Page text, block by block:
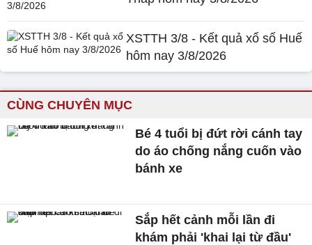
XSTTH 3/8 - Kết quả xổ số Huế
hôm nay 3/8/2026
CÙNG CHUYÊN MỤC
Bé 4 tuổi bị đứt rời cánh tay
do áo chống nắng cuốn vào
bánh xe
Sắp hết cảnh mỗi lần đi
khám phải 'khai lại từ đầu'